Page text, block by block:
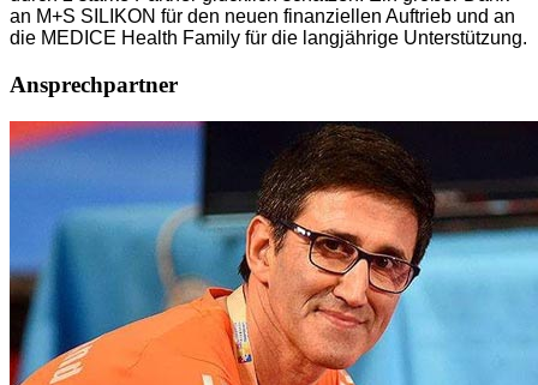
an M+S SILIKON für den neuen finanziellen Auftrieb und an
die MEDICE Health Family für die langjährige Unterstützung.
Ansprechpartner